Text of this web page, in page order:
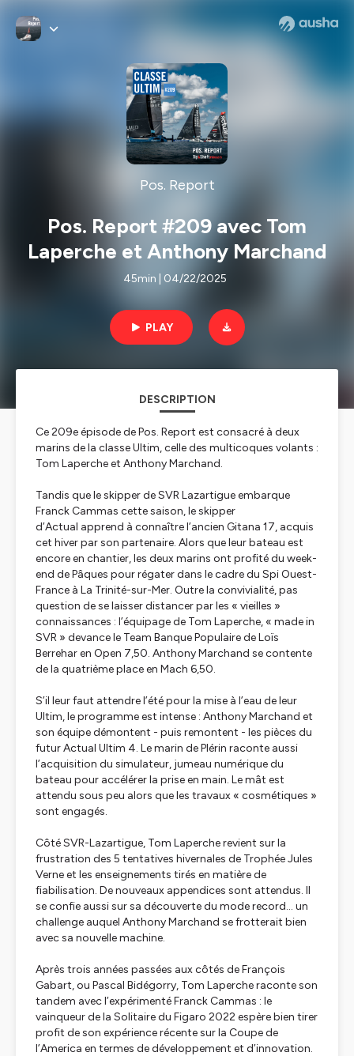
Pos. Report
Pos. Report #209 avec Tom
Laperche et Anthony Marchand
45min | 04/22/2025
PLAY
DESCRIPTION
Ce 209e épisode de Pos. Report est consacré à deux
marins de la classe Ultim, celle des multicoques volants :
Tom Laperche et Anthony Marchand.
Tandis que le skipper deSVR Lazartigueembarque
Franck Cammas cette saison, le skipper
d’Actual apprend à connaître l’ancien Gitana 17, acquis
cet hiver par son partenaire. Alors que leur bateau est
encore en chantier, les deux marins ont profité du week-
end de Pâques pour régater dans le cadre du Spi Ouest-
France à La Trinité-sur-Mer. Outre la convivialité, pas
question de se laisser distancer par les « vieilles »
connaissances : l’équipage de Tom Laperche, « made in
SVR » devance le Team Banque Populaire de Loïs
Berrehar en Open 7,50. Anthony Marchand se contente
de la quatrième place en Mach 6,50.
S’il leur faut attendre l’été pour la mise à l’eau de leur
Ultim, le programme est intense : Anthony Marchand et
son équipe démontent - puis remontent - les pièces du
futurActual Ultim 4. Le marin de Plérin raconte aussi
l’acquisition du simulateur, jumeau numérique du
bateau pour accélérer la prise en main. Le mât est
attendu sous peu alors que les travaux « cosmétiques »
sont engagés.
Côté SVR-Lazartigue, Tom Laperche revient sur la
frustration des 5 tentatives hivernales de Trophée Jules
Verne et les enseignements tirés en matière de
fiabilisation. De nouveaux appendices sont attendus. Il
se confie aussi sur sa découverte du mode record… un
challenge auquel Anthony Marchand se frotterait bien
avec sa nouvelle machine.
Après trois années passées aux côtés de François
Gabart, ou Pascal Bidégorry, Tom Laperche raconte son
tandem avec l’expérimenté Franck Cammas : le
vainqueur de la Solitaire du Figaro 2022 espère bien tirer
profit de son expérience récente sur la Coupe de
l’America en termes de développement et d’innovation.